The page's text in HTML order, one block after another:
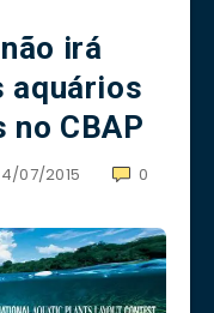
irá
aquários
CBAP
07/2015 0